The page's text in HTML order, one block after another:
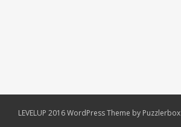
LEVELUP 2016 WordPress Theme by Puzzlerbox